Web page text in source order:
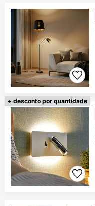
+ desconto por quantidade